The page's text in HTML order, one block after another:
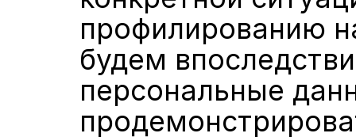
профилированию
будем
персональные